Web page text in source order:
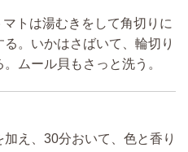
トは湯むきをして角切りに
。いかはさばいて、輪切り
ムール貝もさっと洗う。
え、30分おいて、色と香り